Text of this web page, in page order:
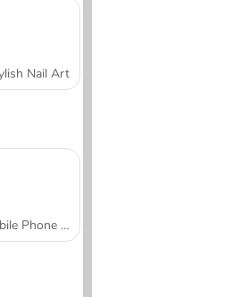
Nail Art
Mobile Phone Case Design & DIY